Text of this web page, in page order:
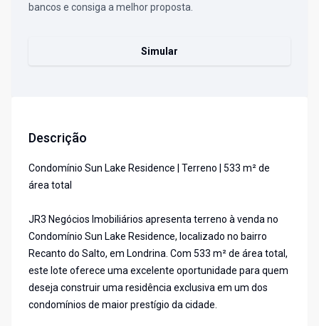
bancos e consiga a melhor proposta.
Simular
Descrição
Condomínio Sun Lake Residence | Terreno | 533 m² de
área total
JR3 Negócios Imobiliários apresenta terreno à venda no
Condomínio Sun Lake Residence, localizado no bairro
Recanto do Salto, em Londrina. Com 533 m² de área total,
este lote oferece uma excelente oportunidade para quem
deseja construir uma residência exclusiva em um dos
condomínios de maior prestígio da cidade.